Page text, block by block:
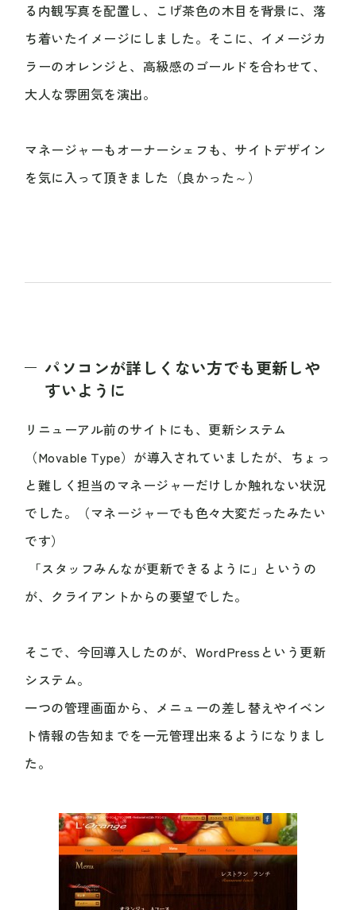
る内観写真を配置し、こげ茶色の木目を背景に、落
ち着いたイメージにしました。そこに、イメージカ
ラーのオレンジと、高級感のゴールドを合わせて、
大人な雰囲気を演出。
マネージャーもオーナーシェフも、サイトデザイン
を気に入って頂きました（良かった～）
パソコンが詳しくない方でも更新しや
すいように
リニューアル前のサイトにも、更新システム
（Movable Type）が導入されていましたが、ちょっ
と難しく担当のマネージャーだけしか触れない状況
でした。（マネージャーでも色々大変だったみたい
です）
「スタッフみんなが更新できるように」というの
が、クライアントからの要望でした。
そこで、今回導入したのが、WordPressという更新
システム。
一つの管理画面から、メニューの差し替えやイベン
ト情報の告知までを一元管理出来るようになりまし
た。